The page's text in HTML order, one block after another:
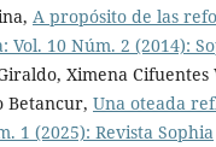
A propósito de las
Vol. 10 Núm. 2 (2014):
Ximena
Betancur, Una oteada
1 (2025): Revista Sophia